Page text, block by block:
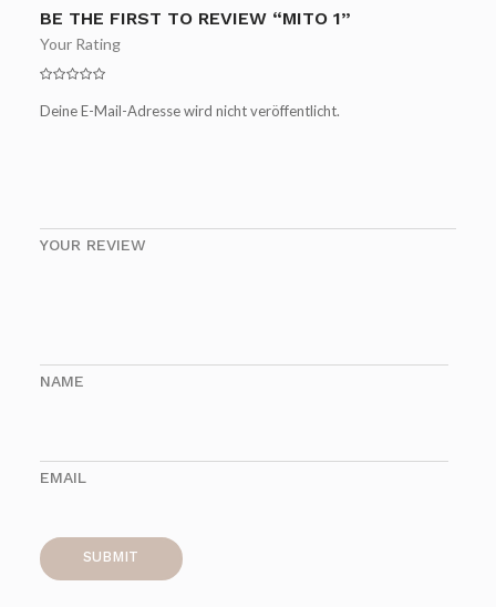
BE THE FIRST TO REVIEW “MITO 1”
Deine E-Mail-Adresse wird nicht veröffentlicht.
Your Rating
YOUR REVIEW
NAME
EMAIL